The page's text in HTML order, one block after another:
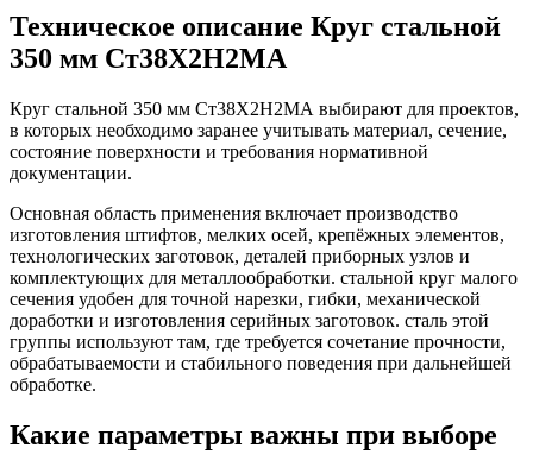
Техническое описание Круг стальной
350 мм Ст38Х2Н2МА
Круг стальной 350 мм Ст38Х2Н2МА выбирают для проектов,
в которых необходимо заранее учитывать материал, сечение,
состояние поверхности и требования нормативной
документации.
Основная область применения включает производство
изготовления штифтов, мелких осей, крепёжных элементов,
технологических заготовок, деталей приборных узлов и
комплектующих для металлообработки. стальной круг малого
сечения удобен для точной нарезки, гибки, механической
доработки и изготовления серийных заготовок. сталь этой
группы используют там, где требуется сочетание прочности,
обрабатываемости и стабильного поведения при дальнейшей
обработке.
Какие параметры важны при выборе